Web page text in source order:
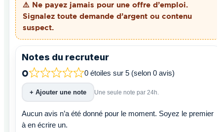
⚠️ Ne payez jamais pour une offre d’emploi.
Signalez toute demande d’argent ou contenu
suspect.
Notes du recruteur
0 0 étoiles sur 5 (selon 0 avis)
+ Ajouter une note Une seule note par 24h.
Aucun avis n’a été donné pour le moment. Soyez le premier
à en écrire un.